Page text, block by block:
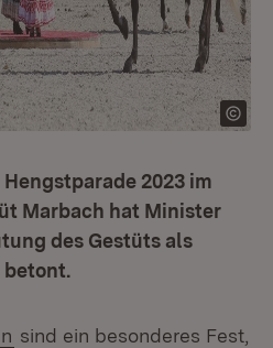
2023 im
Marbach hat Minister
des Gestüts als
betont.
(Öffnet in neuem Fenster)
sind ein besonderes Fest,